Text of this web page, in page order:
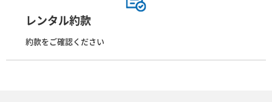
レンタル約款
約款をご確認ください